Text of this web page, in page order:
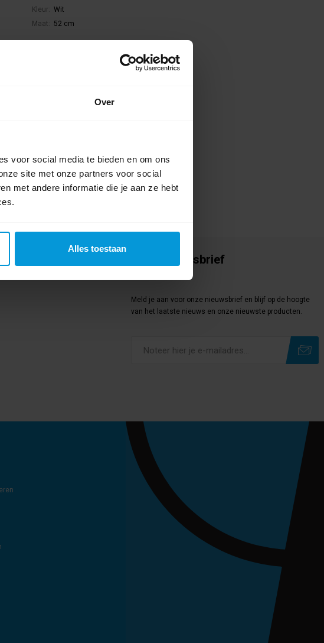
Over
voor social media te bieden en om ons
site met onze partners voor social
met andere informatie die je aan ze hebt
Alles toestaan
Kleur:
Wit
Maat:
52 cm
Ophalen in Wijchen is mogelijk.
Onze nieuwsbrief
Meld je aan voor onze nieuwsbrief en blijf op de hoogte
van het laatste nieuws en onze nieuwste producten.